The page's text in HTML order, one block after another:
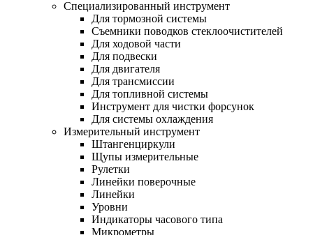
Специализированный инструмент
Для тормозной системы
Съемники поводков стеклоочистителей
Для ходовой части
Для подвески
Для двигателя
Для трансмиссии
Для топливной системы
Инструмент для чистки форсунок
Для системы охлаждения
Измерительный инструмент
Штангенциркули
Щупы измерительные
Рулетки
Линейки поверочные
Линейки
Уровни
Индикаторы часового типа
Микрометры